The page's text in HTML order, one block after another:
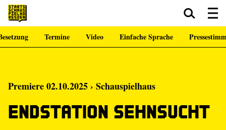
Zum Hauptinhalt springen Zum Footer springen
Termine Video Einfache Sprache
Premiere 02.10.2025 › Schauspielhaus
Endstation Sehnsucht